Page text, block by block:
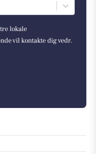
lokale
vil kontakte dig vedr.